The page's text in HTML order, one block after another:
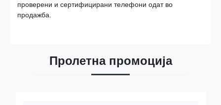
проверени и сертифицирани телефони одат во
продажба.
Пролетна промоција